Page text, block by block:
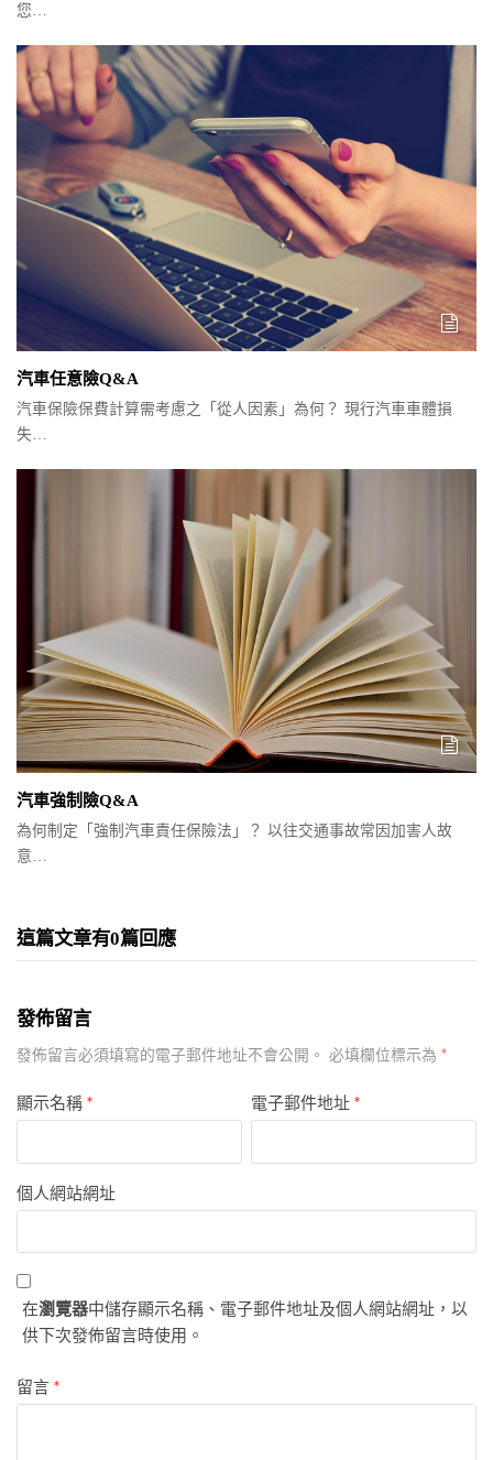
您…
汽車任意險Q&A
汽車保險保費計算需考慮之「從人因素」為何？ 現行汽車車體損
失…
汽車強制險Q&A
為何制定「強制汽車責任保險法」？ 以往交通事故常因加害人故
意…
這篇文章有0篇回應
發佈留言
發佈留言必須填寫的電子郵件地址不會公開。 必填欄位標示為 *
顯示名稱 * 電子郵件地址*
個人網站網址
在瀏覽器中儲存顯示名稱、電子郵件地址及個人網站網址，以
供下次發佈留言時使用。
留言 *